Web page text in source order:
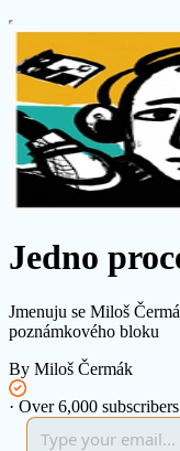
Jedno
Jmenuju se Miloš
poznámkového bloku
By Miloš Čermák
· Over 6,000 subscribers